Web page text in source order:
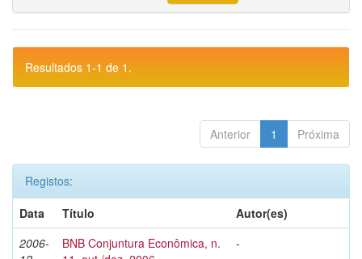
Resultados 1-1 de 1.
Anterior 1 Próxima
Registos:
Data
Título
Autor(es)
2006-
BNB Conjuntura Econômica, n.
-